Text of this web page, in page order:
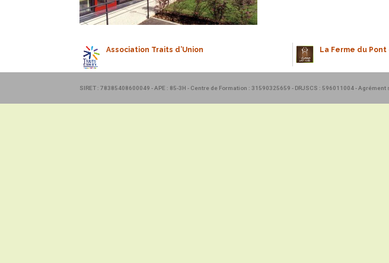
Association Traits d’Union La Ferme du Pont
SIRET : 78385408600049 - APE : 85-3H - Centre de Formation : 31590325659 - DRJSCS : 596011004 -